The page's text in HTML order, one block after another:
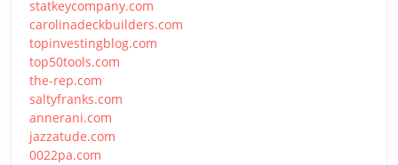
statkeycompany.com
carolinadeckbuilders.com
topinvestingblog.com
top50tools.com
the-rep.com
saltyfranks.com
annerani.com
jazzatude.com
0022pa.com